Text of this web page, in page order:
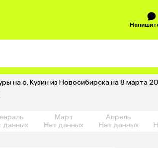
на о. Кузин из Новосибирска на 8 марта
данных
Март
Нет данных
Апрель
Нет данных